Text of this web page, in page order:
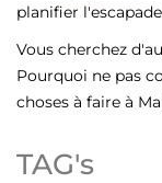
planifier
Vous cherchez
Pourquoi ne pas
choses à faire à
TAG's